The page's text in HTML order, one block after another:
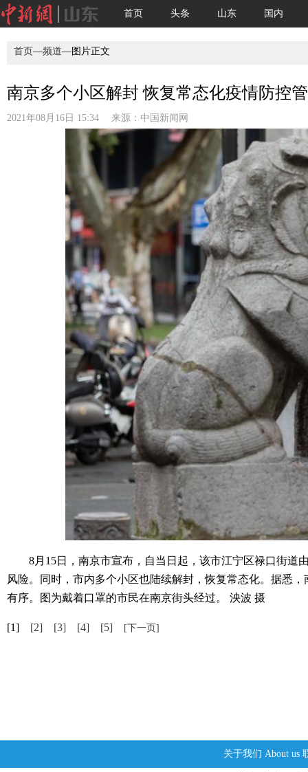
首页 头条 山东 国内
首页—频道—图片正文
南京多个小区解封 恢复常态化疫情防控
2021年08月16日 15:34 来源： 中国新闻网
8月15日，南京市宣布，自当日起，该市江宁区禄口街道由
风险。同时，市内多个小区也陆续解封，恢复常态化。据悉
有序。图为戴着口罩的市民在南京街头经过。 泱波 摄
[1] [2] [3] [4] [5] [下一页]
关于我们 About us